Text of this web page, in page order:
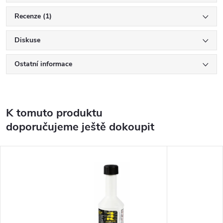
Recenze (1)
Diskuse
Ostatní informace
K tomuto produktu
doporučujeme ještě dokoupit